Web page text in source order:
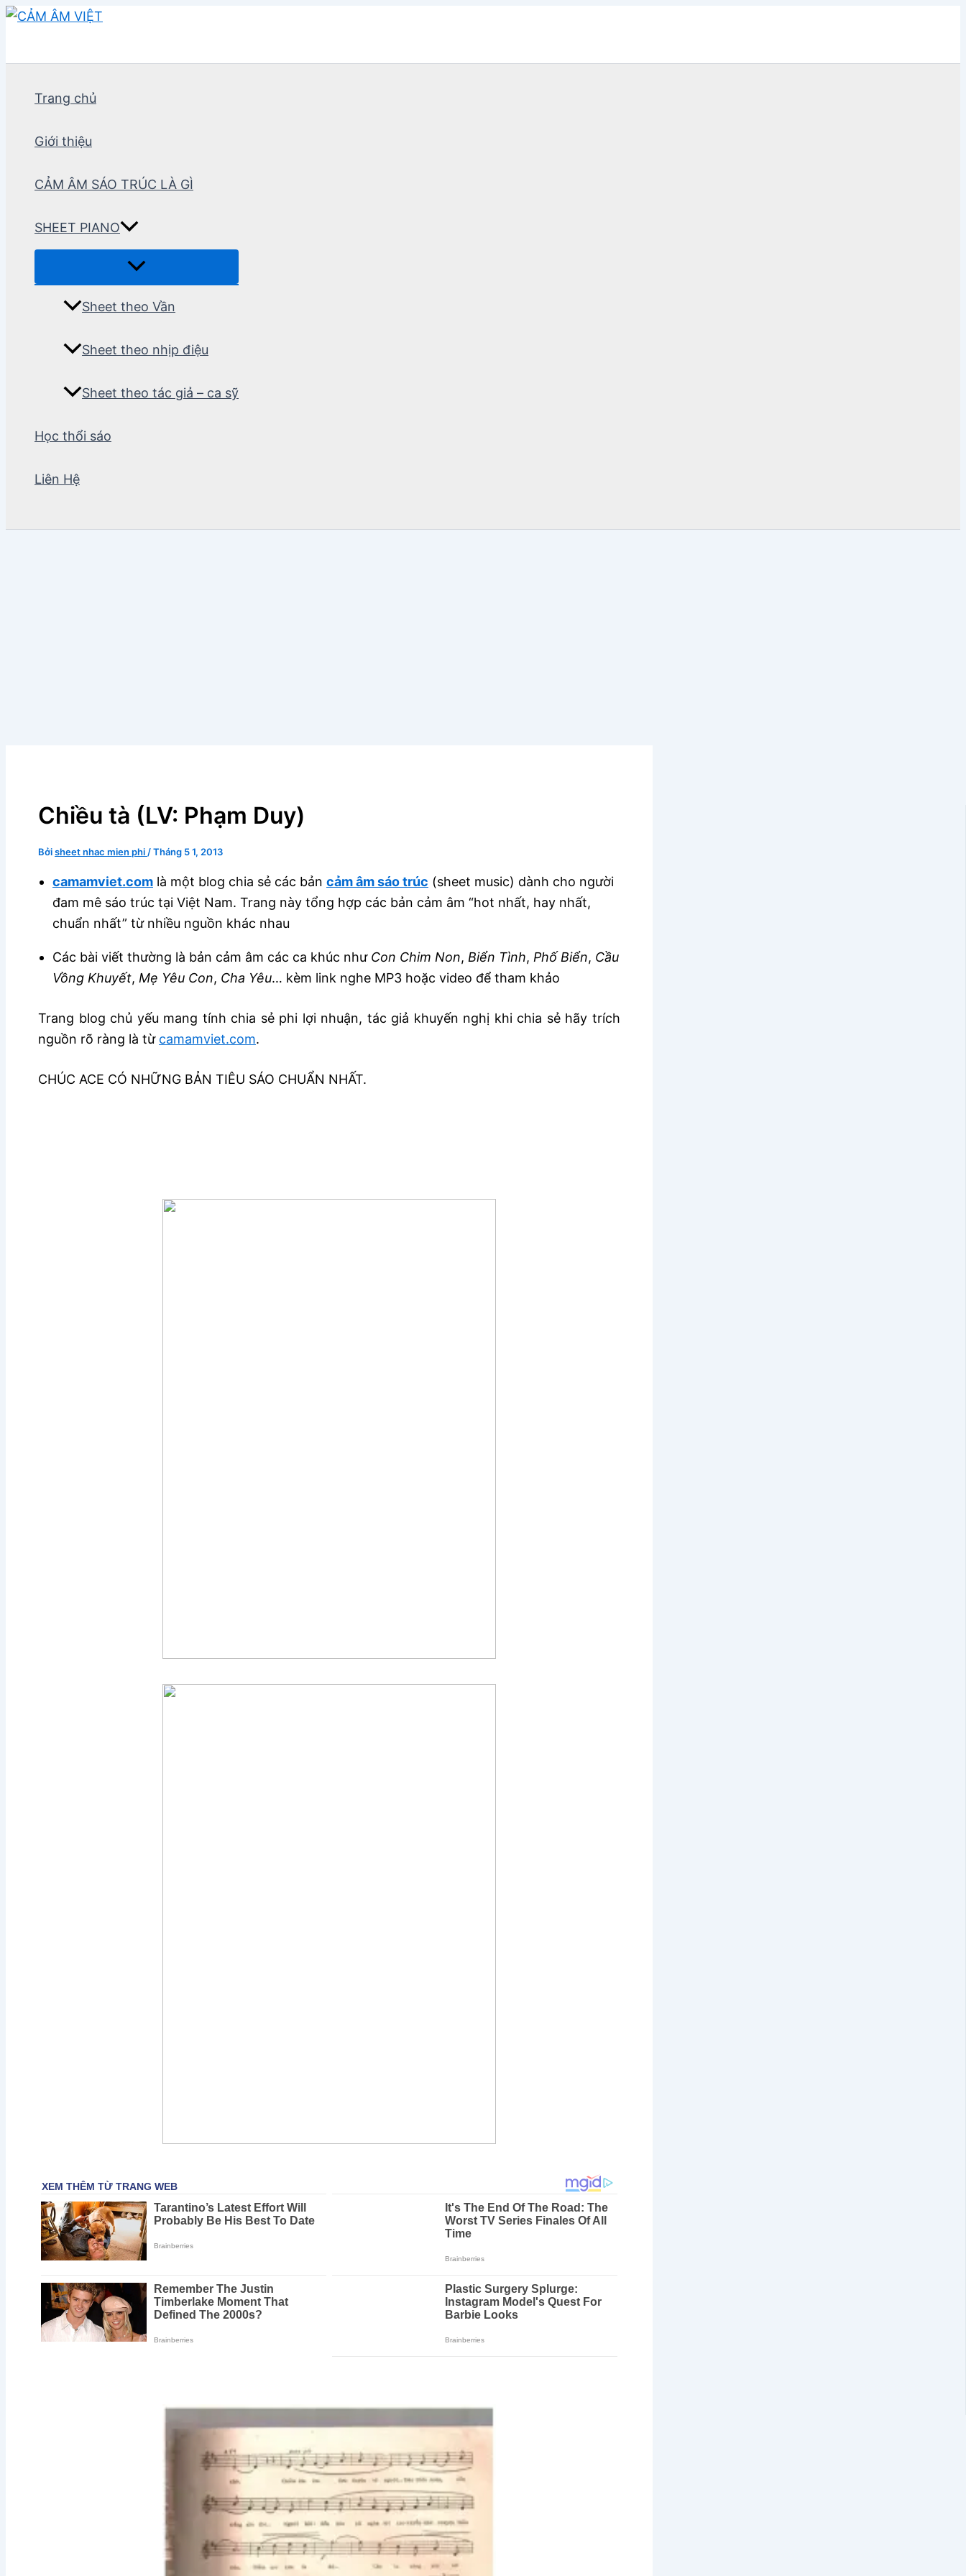
Nhảy
Trang chủ
Giới thiệu
CẢM ÂM SÁO TRÚC LÀ GÌ
SHEET PIANO
Sheet theo Vần
Sheet theo nhịp điệu
Sheet theo tác giả – ca sỹ
Học thổi sáo
Liên Hệ
Chiều tà (LV: Phạm Duy)
Bởisheet nhac mien phi /Tháng 5 1, 2013
camamviet.com là một blog chia sẻ các bản cảm âm sáo trúc (sheet music) dành cho người
đam mê sáo trúc tại Việt Nam. Trang này tổng hợp các bản cảm âm “hot nhất, hay nhất,
chuẩn nhất” từ nhiều nguồn khác nhau
Các bài viết thường là bản cảm âm các ca khúc như Con Chim Non, Biển Tình, Phố Biển, Cầu
Vồng Khuyết, Mẹ Yêu Con, Cha Yêu… kèm link nghe MP3 hoặc video để tham khảo
Trang blog chủ yếu mang tính chia sẻ phi lợi nhuận, tác giả khuyến nghị khi chia sẻ hãy trích
nguồn rõ ràng là từ camamviet.com.
CHÚC ACE CÓ NHỮNG BẢN TIÊU SÁO CHUẨN NHẤT.